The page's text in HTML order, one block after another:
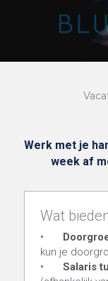
Werk met je
week af
Wat
kun je